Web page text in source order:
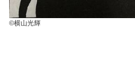
©横山光輝